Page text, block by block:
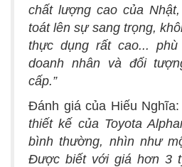
chất lượng cao của
toát lên sự sang trọng,
thực dụng rất cao...
doanh nhân và đối
cấp.”
Đánh giá của Hiếu Nghĩa:
thiết kế của Toyota
bình thường, nhìn như
Được biết với giá hơn 3